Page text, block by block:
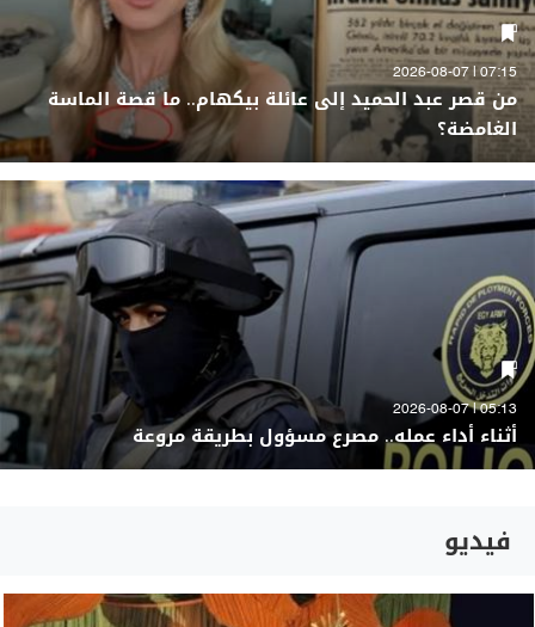
07:15 | 2026-08-07
من قصر عبد الحميد إلى عائلة بيكهام.. ما قصة الماسة
الغامضة؟
05:13 | 2026-08-07
أثناء أداء عمله.. مصرع مسؤول بطريقة مروعة
فيديو